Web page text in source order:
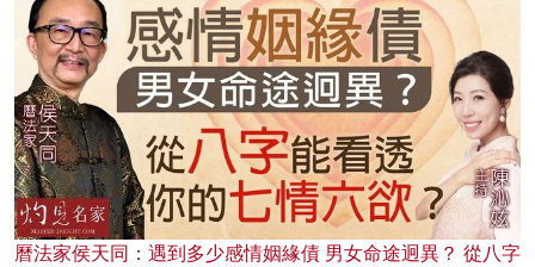
曆法家侯天同：遇到多少感情姻緣債 男女命途迥異？ 從八字